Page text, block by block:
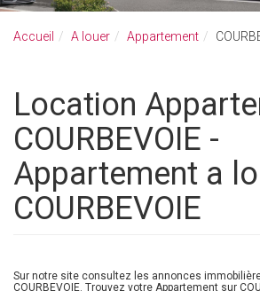
Accueil A louer Appartement
Location Appartement
COURBEVOIE -
Appartement a
COURBEVOIE
Sur notre site consultez les annonces
COURBEVOIE. Trouvez votre Appartement sur